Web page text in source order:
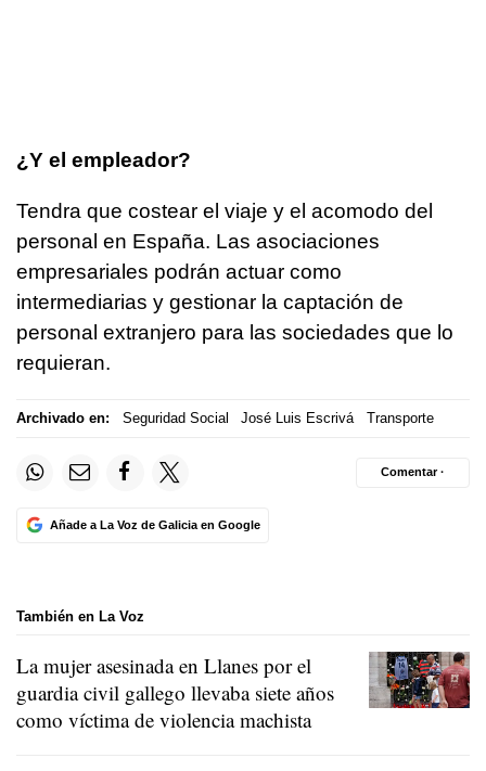
¿Y el empleador?
Tendra que costear el viaje y el acomodo del
personal en España. Las asociaciones
empresariales podrán actuar como
intermediarias y gestionar la captación de
personal extranjero para las sociedades que lo
requieran.
Archivado en: Seguridad Social José Luis Escrivá Transporte
Añade a La Voz de Galicia en Google
Comentar ·
También en La Voz
La mujer asesinada en Llanes por el
guardia civil gallego llevaba siete años
como víctima de violencia machista